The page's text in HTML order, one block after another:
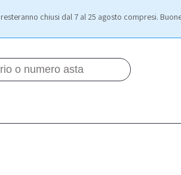
chiusi dal 7 al 25 agosto compresi.